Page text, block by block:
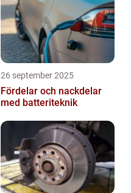
26 september 2025
Fördelar och nackdelar
med batteriteknik